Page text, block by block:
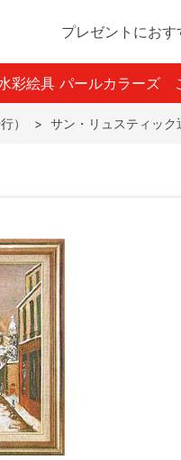
プレゼントにおす
彩絵具 パールカラーズ
） > サン・リュスティッ